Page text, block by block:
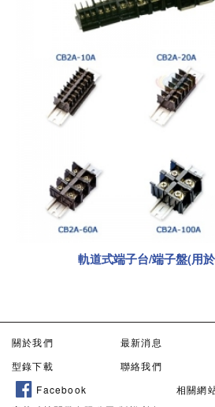
軌道式端子台/端子盤(用
關於我們 最新消息
型錄下載
聯絡我們
Facebook
相關網